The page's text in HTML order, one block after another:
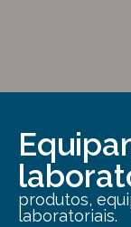
produtos,
laboratoriais.